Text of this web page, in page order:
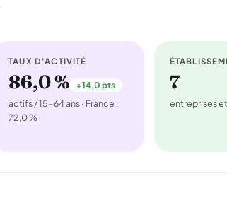
TAUX D'ACTIVITÉ
86,0 % +14,0 pts
actifs / 15-64 ans · France :
72,0 %
7
entreprises